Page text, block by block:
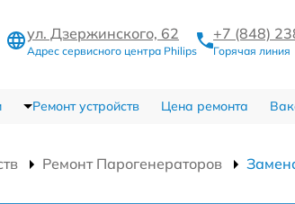
ул. Дзержинского, 62
Адрес сервисного центра Philips
+7 (848)
Горячая линия
Ремонт устройств Цена ремонта
Ремонт Парогенераторов